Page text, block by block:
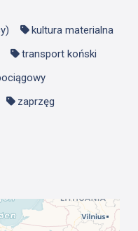
kultura materialna
transport koński
zaprzęg